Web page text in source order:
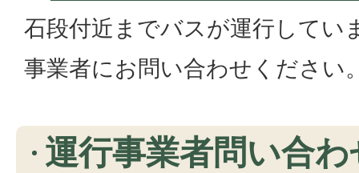
石段付近までバスが運行してい
事業者にお問い合わせください
運行事業者問い合わ